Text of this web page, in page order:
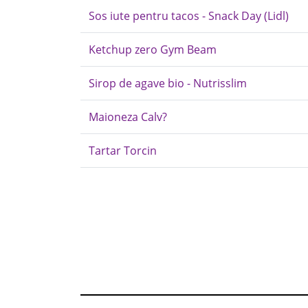
Sos iute pentru tacos - Snack Day (Lidl)
Ketchup zero Gym Beam
Sirop de agave bio - Nutrisslim
Maioneza Calv?
Tartar Torcin